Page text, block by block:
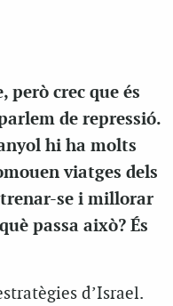
però crec que és
de repressió.
hi ha molts
viatges dels
se i millorar
passa això? És
d’Israel.